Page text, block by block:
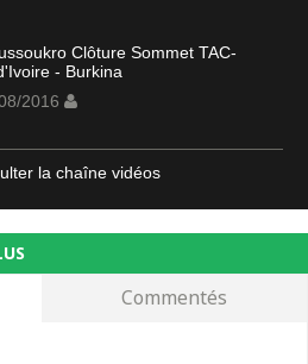
Clôture Sommet TAC-
- Burkina
2016
la chaîne vidéos
Commentés